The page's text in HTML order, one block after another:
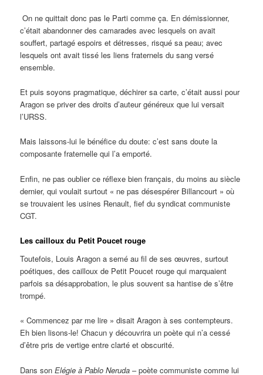
On ne quittait donc pas le Parti comme ça. En démissionner,
c’était abandonner des camarades avec lesquels on avait
souffert, partagé espoirs et détresses, risqué sa peau; avec
lesquels ont avait tissé les liens fraternels du sang versé
ensemble.
Et puis soyons pragmatique, déchirer sa carte, c’était aussi pour
Aragon se priver des droits d’auteur généreux que lui versait
l’URSS.
Mais laissons-lui le bénéfice du doute: c’est sans doute la
composante fraternelle qui l’a emporté.
Enfin, ne pas oublier ce réflexe bien français, du moins au siècle
dernier, qui voulait surtout « ne pas désespérer Billancourt » où
se trouvaient les usines Renault, fief du syndicat communiste
CGT.
Les cailloux du Petit Poucet rouge
Toutefois, Louis Aragon a semé au fil de ses œuvres, surtout
poétiques, des cailloux de Petit Poucet rouge qui marquaient
parfois sa désapprobation, le plus souvent sa hantise de s’être
trompé.
« Commencez par me lire » disait Aragon à ses contempteurs.
Eh bien lisons-le! Chacun y découvrira un poète qui n’a cessé
d’être pris de vertige entre clarté et obscurité.
Dans sonElégie à Pablo Neruda – poète communiste comme lui